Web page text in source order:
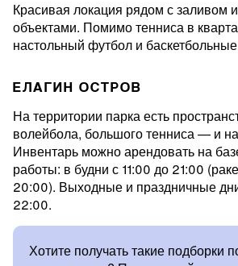
Красивая локация рядом с заливом
объектами. Помимо тенниса в
настольный футбол и
ЕЛАГИН ОСТРОВ
На территории парка есть
волейбола, большого тенниса — и
Инвентарь можно арендовать на
работы: в будни с 11:00 до 21:00
20:00). Выходные и праздничные
22:00.
Хотите получать такие подборки